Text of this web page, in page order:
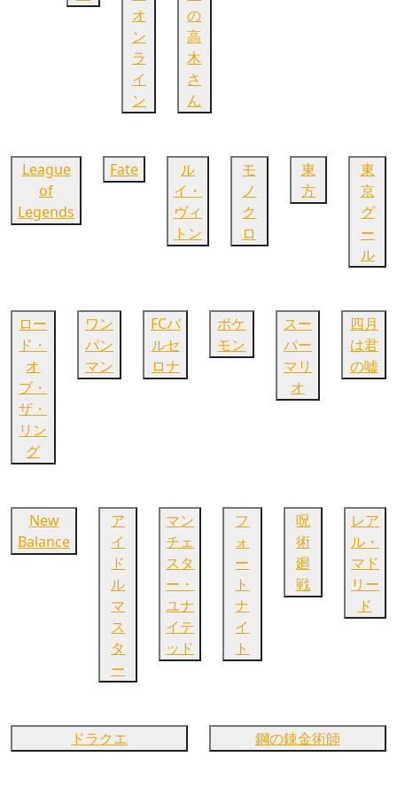
オ
ン
ラ
イ
ン
の
高
木
さ
ん
League
of
Legends
Fate
ル
イ・
ヴィ
トン
モ
ノ
ク
ロ
東
方
東
京
グ
ー
ル
ロー
ド・
オ
ブ・
ザ・
リン
グ
ワン
パン
マン
FCバ
ルセ
ロナ
ポケ
モン
スー
パー
マリ
オ
四月
は君
の嘘
New
Balance
ア
イ
ド
ル
マ
ス
タ
ー
マン
チェ
スタ
ー・
ユナ
イテ
ッド
フ
ォ
ー
ト
ナ
イ
ト
呪
術
廻
戦
レア
ル・
マド
リー
ド
ドラクエ 鋼の錬金術師